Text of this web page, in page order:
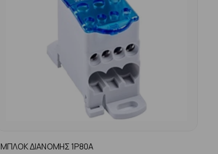
ΜΠΛΟΚ ΔΙΑΝΟΜΗΣ 1P80A